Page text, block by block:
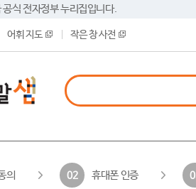
식 전자정부 누리집입니다.
어휘 지도 작은 창 사전
의 02 휴대폰 인증